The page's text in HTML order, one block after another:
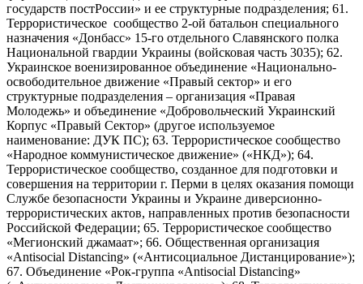
государств постРоссии» и ее структурные подразделения; 61.
Террористическое сообщество 2-ой батальон специального
назначения «Донбасс» 15-го отдельного Славянского полка
Национальной гвардии Украины (войсковая часть 3035); 62.
Украинское военизированное объединение «Национально-
освободительное движение «Правый сектор» и его
структурные подразделения – организация «Правая
Молодежь» и объединение «Добровольческий Украинский
Корпус «Правый Сектор» (другое используемое
наименование: ДУК ПС); 63. Террористическое сообщество
«Народное коммунистическое движение» («НКД»); 64.
Террористическое сообщество, созданное для подготовки и
совершения на территории г. Перми в целях оказания помощи
Службе безопасности Украины и Украине диверсионно-
террористических актов, направленных против безопасности
Российской Федерации; 65. Террористическое сообщество
«Мегионский джамаат»; 66. Общественная организация
«Antisocial Distancing» («Антисоциальное Дистанцирование»);
67. Объединение «Рок-группа «Antisocial Distancing»